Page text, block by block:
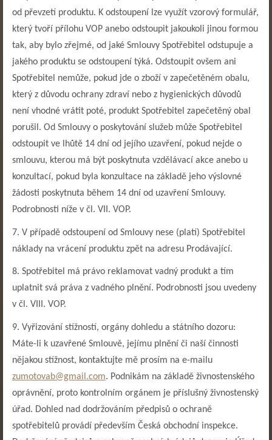
od převzetí produktu. K odstoupení lze využít vzorový formulář,
který tvoří přílohu VOP anebo odstoupit jakoukoli jinou formou
tak, aby bylo zřejmé, od jaké Smlouvy Spotřebitel odstupuje a
jakého produktu se odstoupení týká. Odstoupit ovšem ani
Spotřebitel nemůže, pokud jde o zboží v zapečetěném obalu,
který z důvodu ochrany zdraví nebo z hygienických důvodů
není vhodné vrátit poté, produkt Spotřebitel zapečetěný obal
porušil. Od Smlouvy o poskytování služeb může Spotřebitel
odstoupit ve lhůtě 14 dní od jejího uzavření, pokud nejde o
smlouvu, kterou má být poskytnuta vzdělávací akce anebo u
konzultací, pokud byla konzultace na základě jeho výslovné
žádosti poskytnuta během 14 dní od uzavření Smlouvy.
Podrobnosti níže v čl. VII. VOP.
7. V případě odstoupení od Smlouvy nese (platí) Spotřebitel
náklady na vrácení produktu zpět na adresu Prodávající.
8. Spotřebitel má právo reklamovat vadný produkt a tím
uplatnit svá práva z vadného plnění. Podrobnosti jsou uvedeny
v čl. VIII. VOP.
9. Vyřizování stížností, orgány dohledu a státního dozoru:
Máte-li k uzavřené Smlouvě, jejímu plnění či naší činnosti
nějakou stížnost, kontaktujte mě prosím na e-mailu
zumotovab@gmail.com. Podnikám na základě živnostenského
oprávnění, proto kontrolním orgánem je příslušný živnostenský
úřad. Dohled nad dodržováním předpisů o ochraně
spotřebitelů provádí především Česká obchodní inspekce.